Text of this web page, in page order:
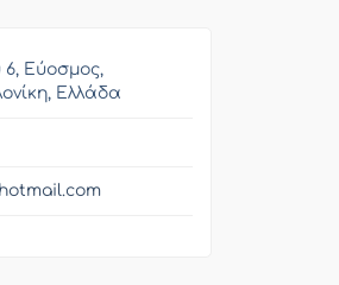
Εύοσμος,
Ελλάδα